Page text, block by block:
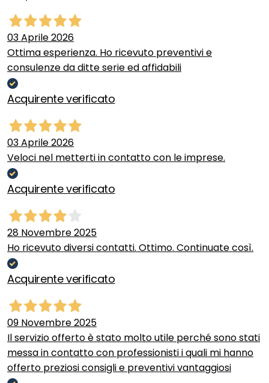
03 Aprile 2026
Ottima esperienza. Ho ricevuto preventivi e
consulenze da ditte serie ed affidabili
Acquirente verificato
03 Aprile 2026
Veloci nel metterti in contatto con le imprese.
Acquirente verificato
28 Novembre 2025
Ho ricevuto diversi contatti. Ottimo. Continuate così.
Acquirente verificato
09 Novembre 2025
Il servizio offerto è stato molto utile perché sono stati
messa in contatto con professionisti i quali mi hanno
offerto preziosi consigli e preventivi vantaggiosi